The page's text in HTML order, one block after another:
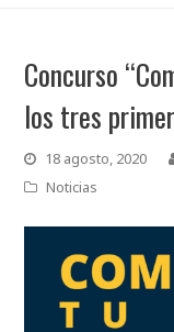
Concurso
los tres
18 agosto, 2020
Noticias